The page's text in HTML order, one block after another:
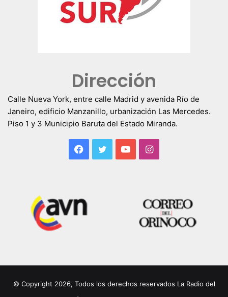
Dirección
Calle Nueva York, entre calle Madrid y avenida Río de
Janeiro, edificio Manzanillo, urbanización Las Mercedes.
Piso 1 y 3 Municipio Baruta del Estado Miranda.
Facebook
TwitterYouTubeInstagram
© Copyright 2026, Todos los derechos reservados La Radio del